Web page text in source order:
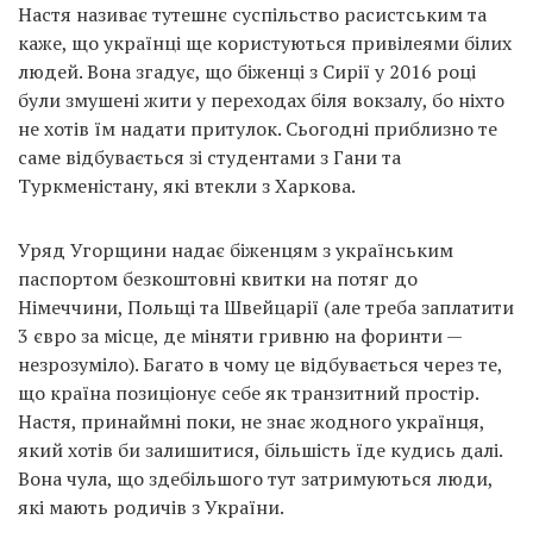
Настя називає тутешнє суспільство расистським та
каже, що українці ще користуються привілеями білих
людей. Вона згадує, що біженці з Сирії у 2016 році
були змушені жити у переходах біля вокзалу, бо ніхто
не хотів їм надати притулок. Сьогодні приблизно те
саме відбувається зі студентами з Гани та
Туркменістану, які втекли з Харкова.
Уряд Угорщини надає біженцям з українським
паспортом безкоштовні квитки на потяг до
Німеччини, Польщі та Швейцарії (але треба заплатити
3 євро за місце, де міняти гривню на форинти —
незрозуміло). Багато в чому це відбувається через те,
що країна позиціонує себе як транзитний простір.
Настя, принаймні поки, не знає жодного українця,
який хотів би залишитися, більшість їде кудись далі.
Вона чула, що здебільшого тут затримуються люди,
які мають родичів з України.